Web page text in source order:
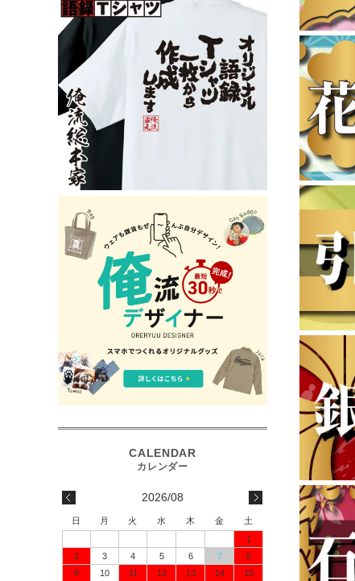
2026/08
日 月 火 水 木 金
土
1
2
3 4 5 6 7
8
9
10 11 12 13 14
15